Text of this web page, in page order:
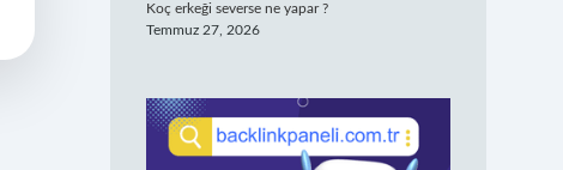
Koç erkeği severse ne yapar ?
Temmuz 27, 2026